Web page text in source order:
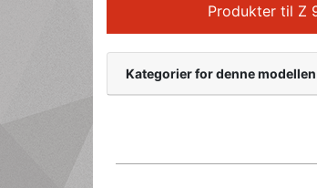
Produkter til Z
Kategorier for denne modellen